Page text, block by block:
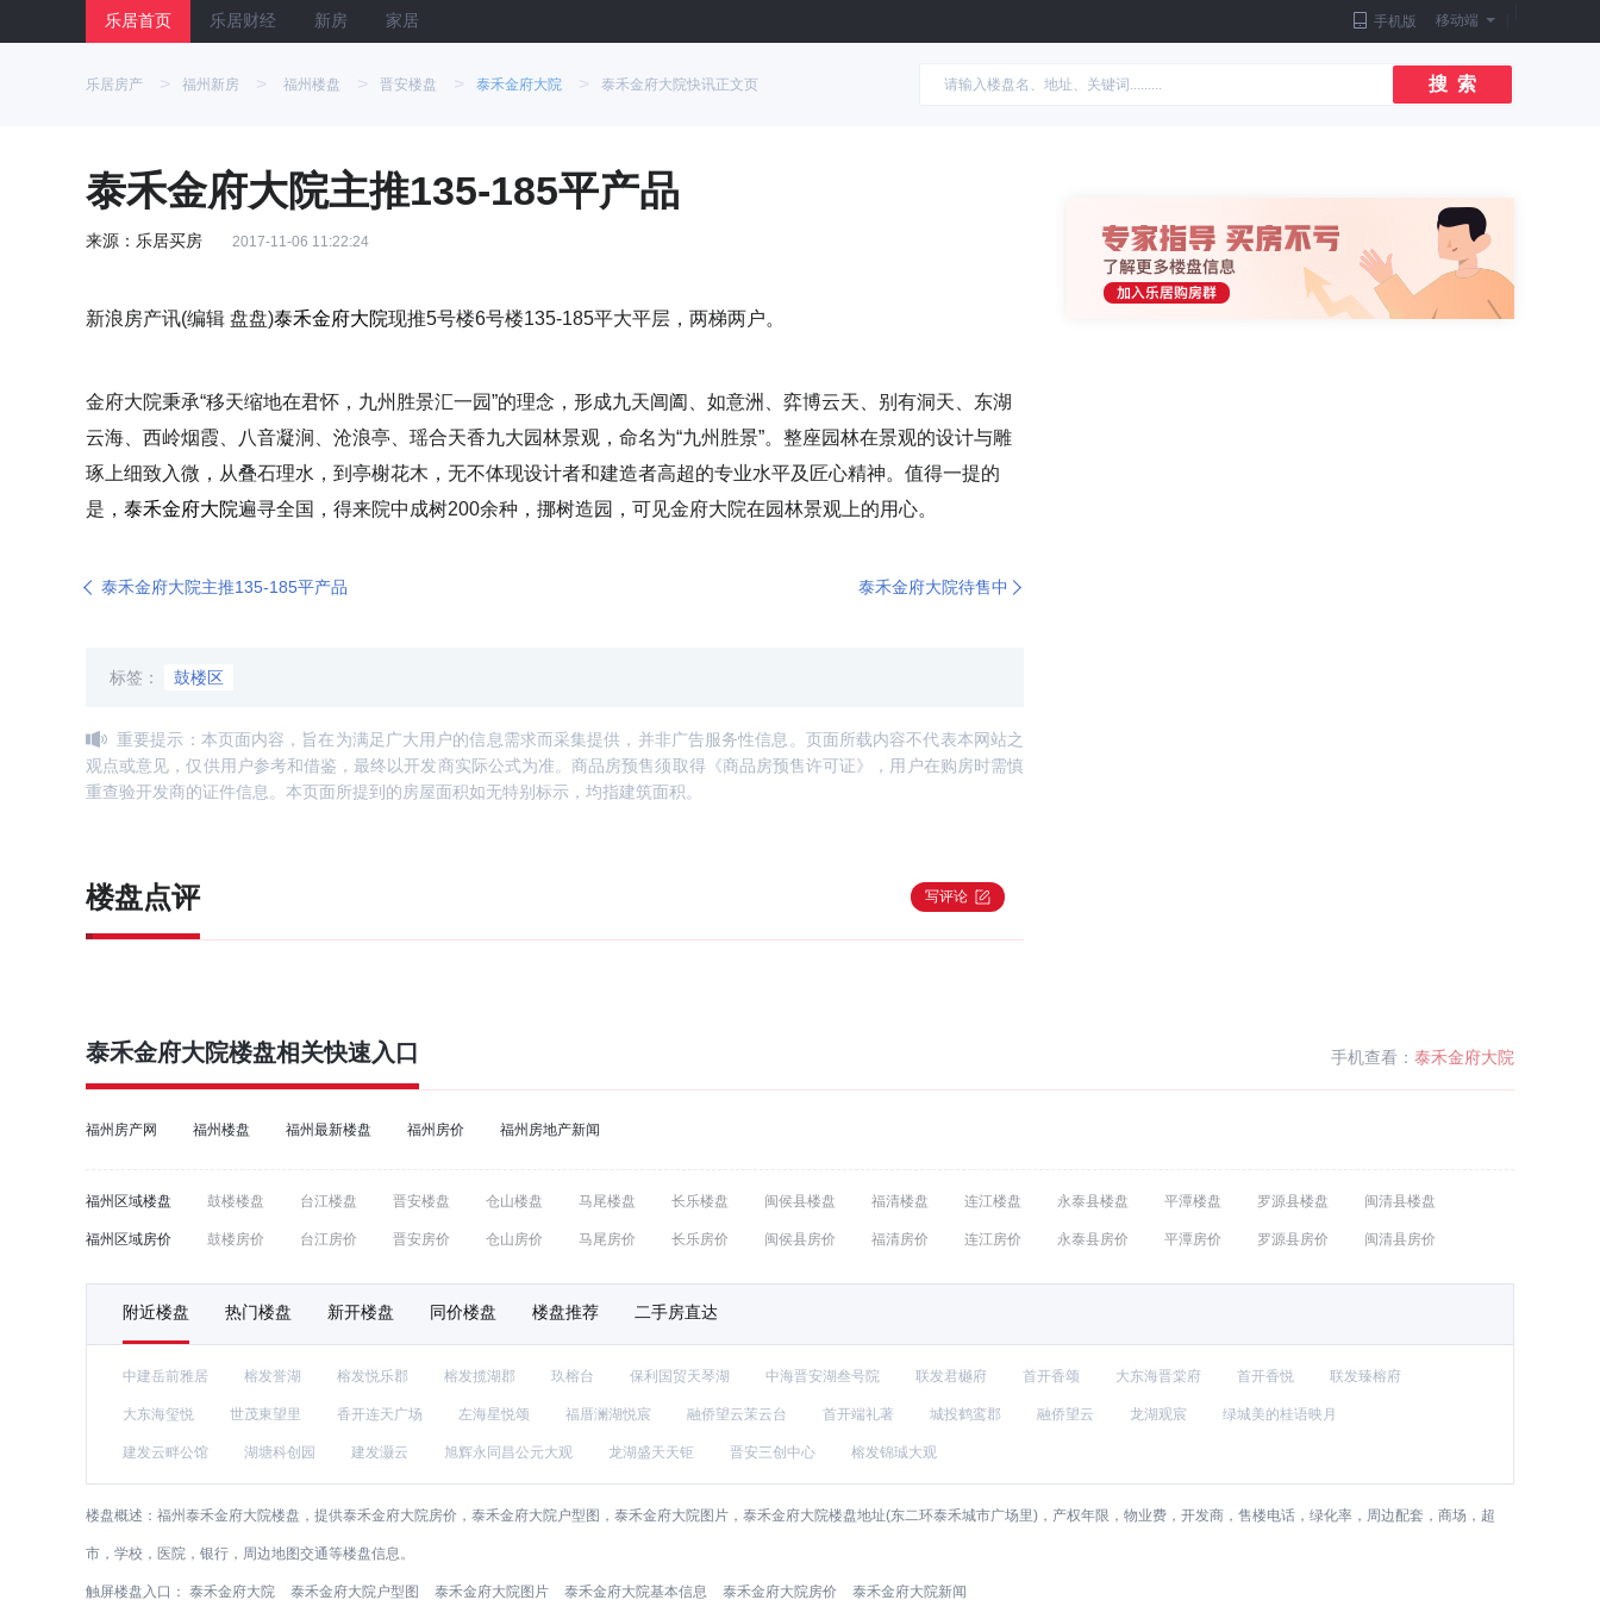
乐居首页 乐居财经 新房 家居 手机版 移动端
乐居房产 > 福州新房 > 福州楼盘 > 晋安楼盘 > 泰禾金府大院 > 泰禾金府大院快讯正文页 搜 索
泰禾金府大院主推135-185平产品
来源：乐居买房 2017-11-06 11:22:24
新浪房产讯(编辑 盘盘)泰禾金府大院现推5号楼6号楼135-185平大平层，两梯两户。
金府大院秉承“移天缩地在君怀，九州胜景汇一园”的理念，形成九天阊阖、如意洲、弈博云天、别有洞天、东湖
云海、西岭烟霞、八音凝涧、沧浪亭、瑶合天香九大园林景观，命名为“九州胜景”。整座园林在景观的设计与雕
琢上细致入微，从叠石理水，到亭榭花木，无不体现设计者和建造者高超的专业水平及匠心精神。值得一提的
是， 泰禾金府大院遍寻全国，得来院中成树200余种，挪树造园，可见金府大院在园林景观上的用心。
泰禾金府大院主推135-185平产品 泰禾金府大院待售中
标签： 鼓楼区
重要提示：本页面内容，旨在为满足广大用户的信息需求而采集提供，并非广告服务性信息。页面所载内容不代表本网站之
观点或意见，仅供用户参考和借鉴，最终以开发商实际公式为准。商品房预售须取得《商品房预售许可证》，用户在购房时需慎
重查验开发商的证件信息。本页面所提到的房屋面积如无特别标示，均指建筑面积。
楼盘点评 写评论
泰禾金府大院楼盘相关快速入口 手机查看： 泰禾金府大院
福州房产网 福州楼盘 福州最新楼盘 福州房价 福州房地产新闻
福州区域楼盘 鼓楼楼盘 台江楼盘 晋安楼盘 仓山楼盘 马尾楼盘 长乐楼盘 闽侯县楼盘 福清楼盘 连江楼盘 永泰县楼盘 平潭楼盘 罗源县楼盘 闽清县楼盘
福州区域房价 鼓楼房价 台江房价 晋安房价 仓山房价 马尾房价 长乐房价 闽侯县房价 福清房价 连江房价 永泰县房价 平潭房价 罗源县房价 闽清县房价
附近楼盘 热门楼盘 新开楼盘 同价楼盘 楼盘推荐 二手房直达
中建岳前雅居 榕发誉湖 榕发悦乐郡 榕发揽湖郡 玖榕台 保利国贸天琴湖 中海晋安湖叁号院 联发君樾府 首开香颂 大东海晋棠府 首开香悦 联发臻榕府
大东海玺悦 世茂東望里 香开连天广场 左海星悦颂 福厝澜湖悦宸 融侨望云茉云台 首开端礼著 城投鹤鸾郡 融侨望云 龙湖观宸 绿城美的桂语映月
建发云畔公馆 湖塘科创园 建发灏云 旭辉永同昌公元大观 龙湖盛天天钜 晋安三创中心 榕发锦珹大观
楼盘概述： 福州泰禾金府大院楼盘，提供泰禾金府大院房价，泰禾金府大院户型图，泰禾金府大院图片，泰禾金府大院楼盘地址(东二环泰禾城市广场里)，产权年限，物业费，开发商，售楼电话，绿化率，周边配套，商场，超
市，学校，医院，银行，周边地图交通等楼盘信息。
触屏楼盘入口： 泰禾金府大院 泰禾金府大院户型图 泰禾金府大院图片 泰禾金府大院基本信息 泰禾金府大院房价 泰禾金府大院新闻